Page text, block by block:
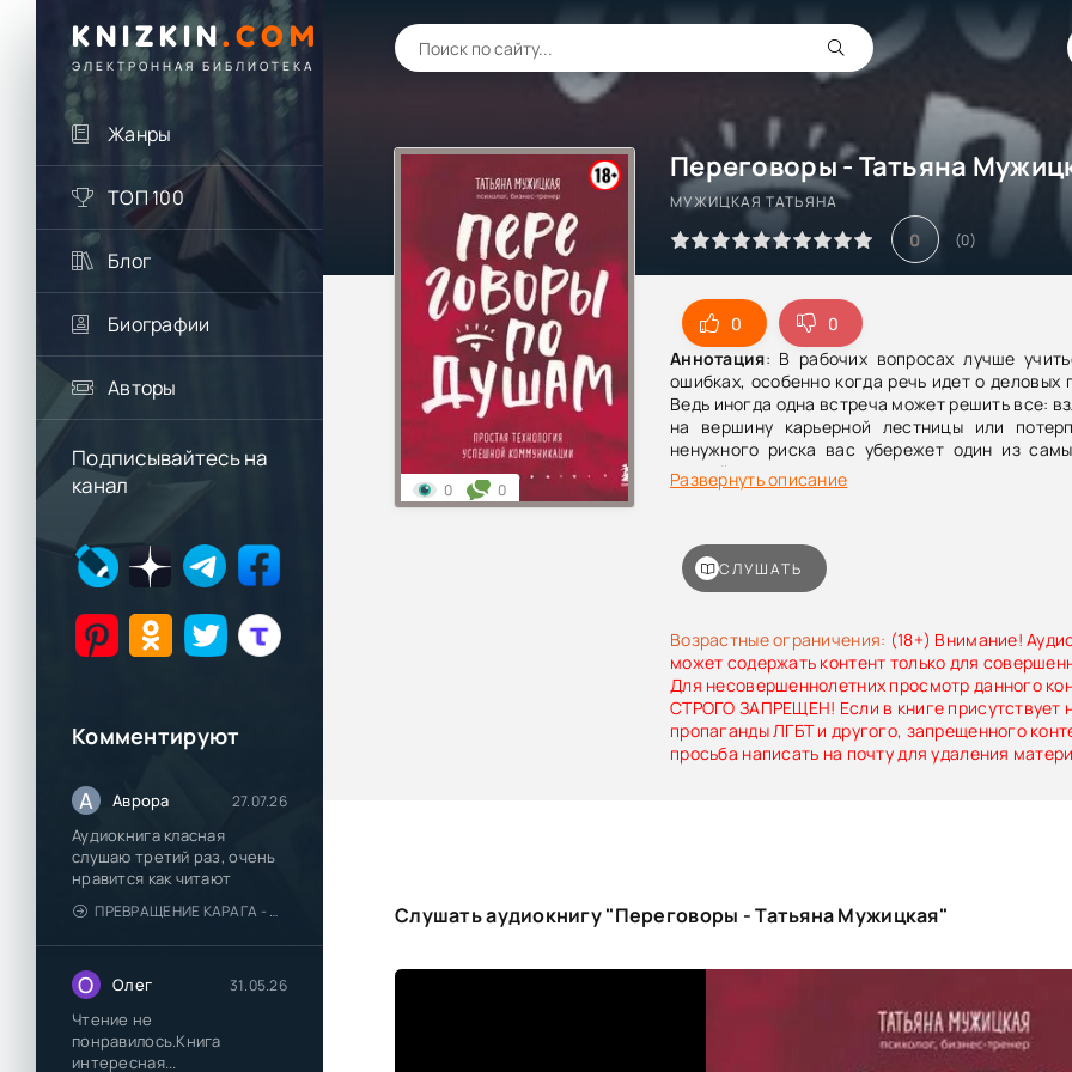
KNIZKIN. COM
ЭЛЕКТРОННАЯ БИБЛИОТЕКА
Жанры
ТОП 100
Блог
Биографии
Авторы
Подписывайтесь на
канал
Комментируют
А Аврора 27.07.26
Аудиокнига класная
слушаю третий раз, очень
нравится как читают
ПРЕВРАЩЕНИЕ КАРАГА - КАТЯ БРАНДИС
О Олег 31.05.26
Чтение не
понравилось.Книга
интересная...
Переговоры - Татьяна
МУЖИЦКАЯ ТАТЬЯНА
0 (0)
0
0
Аннотация: В рабочих вопросах лучше
ошибках, особенно когда речь идет о деловых
Ведь иногда одна встреча может решить все:
на вершину карьерной лестницы или
ненужного риска вас убережет один из
российских психологов,
сертифицированный тренер НЛП,
она разыгрывает один день из жизни
переговорщика и рассказывает о том, как
распространенных ошибок при
правильно одеваться?• Чем вредна
• Как лучше начать и закончить переговоры?•
small talk?• Зачем обосновывать цену?• И
давать себе негативную обратную
полезна бизнесменам и тем, чья работа
корпоративными коммуникациями.
Развернуть описание
Возрастные ограничения: (18+) Внимание!
может содержать контент только для
Для несовершеннолетних просмотр данного
СТРОГО ЗАПРЕЩЕН! Если в книге присутствует
пропаганды ЛГБТ и другого, запрещенного
просьба написать на почту для удаления
0 0
СЛУШАТЬ
Слушать аудиокнигу "Переговоры - Татьяна Мужицкая"